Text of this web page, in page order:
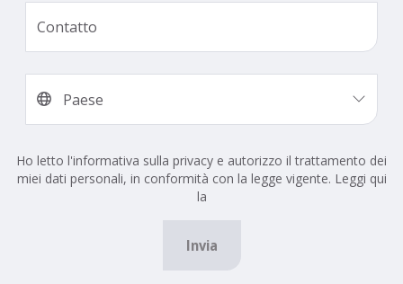
Ho letto l'informativa sulla privacy e autorizzo il trattamento dei
miei dati personali, in conformità con la legge vigente. Leggi qui
la
Invia